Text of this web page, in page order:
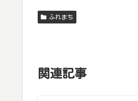
ふれまち
関連記事